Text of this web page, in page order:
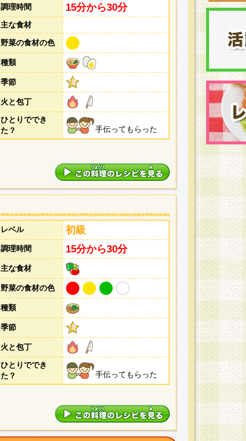
調理時間 15分から30分
主な食材
野菜の食材の色
種類
季節
火と包丁
ひとりででき
た？
手伝ってもらった
レベル 初級
調理時間 15分から30分
主な食材
野菜の食材の色
種類
季節
火と包丁
ひとりででき
た？
手伝ってもらった